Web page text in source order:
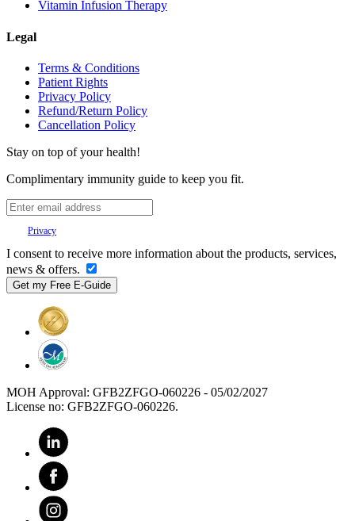
Vitamin Infusion Therapy
Legal
Terms & Conditions
Patient Rights
Privacy Policy
Refund/Return Policy
Cancellation Policy
Stay on top of your health!
Complimentary immunity guide to keep you fit.
Privacy
I consent to receive more information about the products, services,
news & offers.
MOH Approval: GFB2ZFGO-060226 - 05/02/2027
License no: GFB2ZFGO-060226.